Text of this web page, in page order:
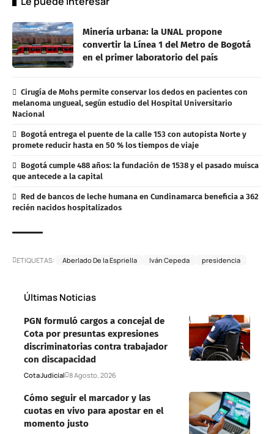
Minería urbana: la UNAL propone
convertir la Línea 1 del Metro de Bogotá
en el primer laboratorio del país
Cirugía de Mohs permite conservar los dedos en pacientes con
melanoma ungueal, según estudio del Hospital Universitario
Nacional
Bogotá entrega el puente de la calle 153 con autopista Norte y
promete reducir hasta en 50 % los tiempos de viaje
Bogotá cumple 488 años: la fundación de 1538 y el pasado muisca
que antecede a la capital
Red de bancos de leche humana en Cundinamarca beneficia a 362
recién nacidos hospitalizados
ETIQUETAS: Aberlado De la Espriella Iván Cepeda presidencia
Últimas Noticias
PGN formuló cargos a concejal de
Cota por presuntas expresiones
discriminatorias contra trabajador
con discapacidad
CotaJudicial 8 Agosto, 2026
Cómo seguir el marcador y las
cuotas en vivo para apostar en el
momento justo